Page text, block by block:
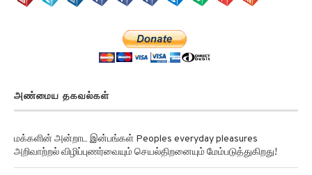
அண்மைய தகவல்கள்
மக்களின் அன்றாட இன்பங்கள் Peoples everyday pleasures
அறிவாற்றல் விழிப்புணர்வையும் செயல்திறனையும் மேம்படுத்துகிறது!